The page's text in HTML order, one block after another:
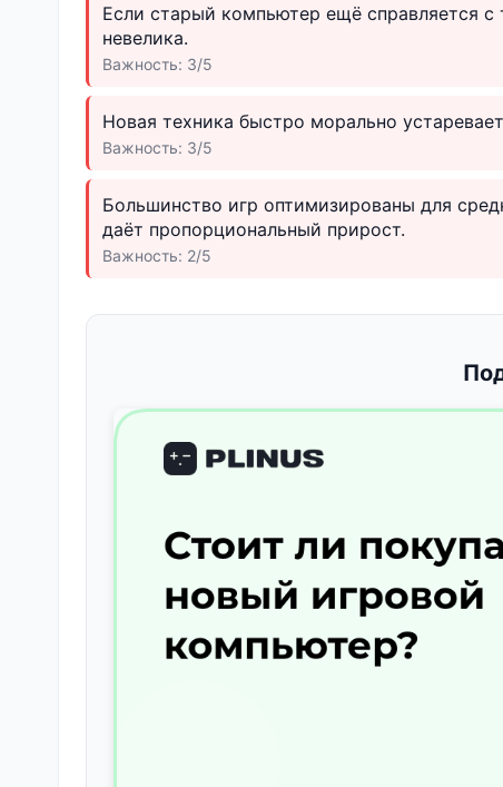
Если старый компьютер ещё справляется
невелика.
Важность: 3/5
Новая техника быстро морально
Важность: 3/5
Большинство игр оптимизированы для
даёт пропорциональный прирост.
Важность: 2/5